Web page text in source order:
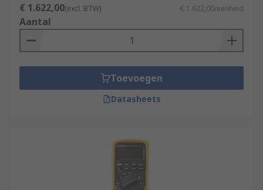
€ 1.622,00(excl. BTW) € 1.622,00/eenheid
Aantal
Toevoegen
Datasheets